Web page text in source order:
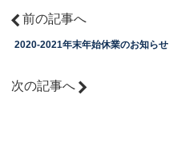
前の記事へ
2020-2021年末年始休業のお知らせ
次の記事へ